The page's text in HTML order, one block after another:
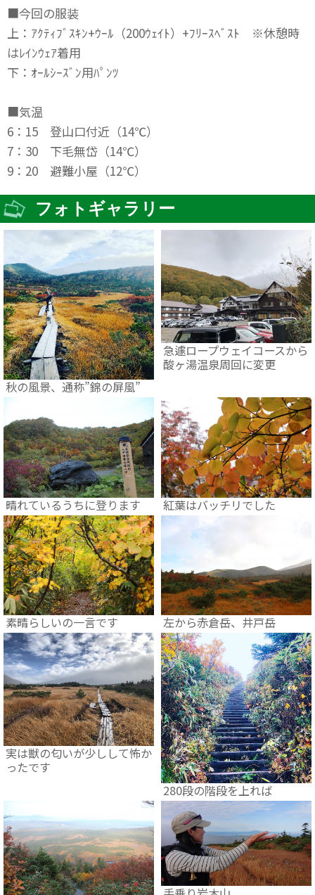
■今回の服装
上：ｱｸﾃｨﾌﾞｽｷﾝ+ｳｰﾙ（200ｳｪｲﾄ）+ﾌﾘｰｽﾍﾞｽﾄ ※休憩時
はﾚｲﾝｳｪｱ着用
下：ｵｰﾙｼｰｽﾞﾝ用ﾊﾟﾝﾂ
■気温
6：15 登山口付近（14℃）
7：30 下毛無岱（14℃）
9：20 避難小屋（12℃）
フォトギャラリー
秋の風景、通称”錦の屏風”
急遽ロープウェイコースから
酸ヶ湯温泉周回に変更
晴れているうちに登ります 紅葉はバッチリでした
素晴らしいの一言です 左から赤倉岳、井戸岳
実は獣の匂いが少しして怖か
ったです
280段の階段を上れば